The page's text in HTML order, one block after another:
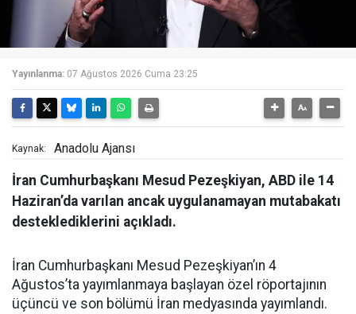
Yayınlanma: 07 Ağustos 2026 Cuma 23:25
Kaynak: Anadolu Ajansı
İran Cumhurbaşkanı Mesud Pezeşkiyan, ABD ile 14
Haziran’da varılan ancak uygulanamayan mutabakatı
desteklediklerini açıkladı.
İran Cumhurbaşkanı Mesud Pezeşkiyan’ın 4
Ağustos’ta yayımlanmaya başlayan özel röportajının
üçüncü ve son bölümü İran medyasında yayımlandı.